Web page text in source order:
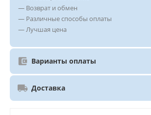
— Возврат и обмен
— Различные способы оплаты
— Лучшая цена
Варианты оплаты
Доставка